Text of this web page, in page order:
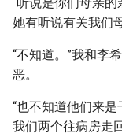
她有听说有关我们
“不知道。”我和李
恶。
“也不知道他们来
我们两个往病房走